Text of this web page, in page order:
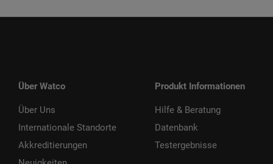
Über Watco
Über Uns
Internationale Standorte
Akkreditierungen
Produkt Informationen
Hilfe & Beratung
Datenbank
Testergebnisse